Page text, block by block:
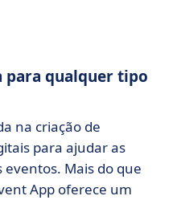
para qualquer tipo
na criação de
para ajudar as
Mais do que
App oferece um